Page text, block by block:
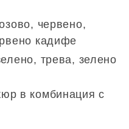
червено,
кадифе
трева, зелено
в комбинация с